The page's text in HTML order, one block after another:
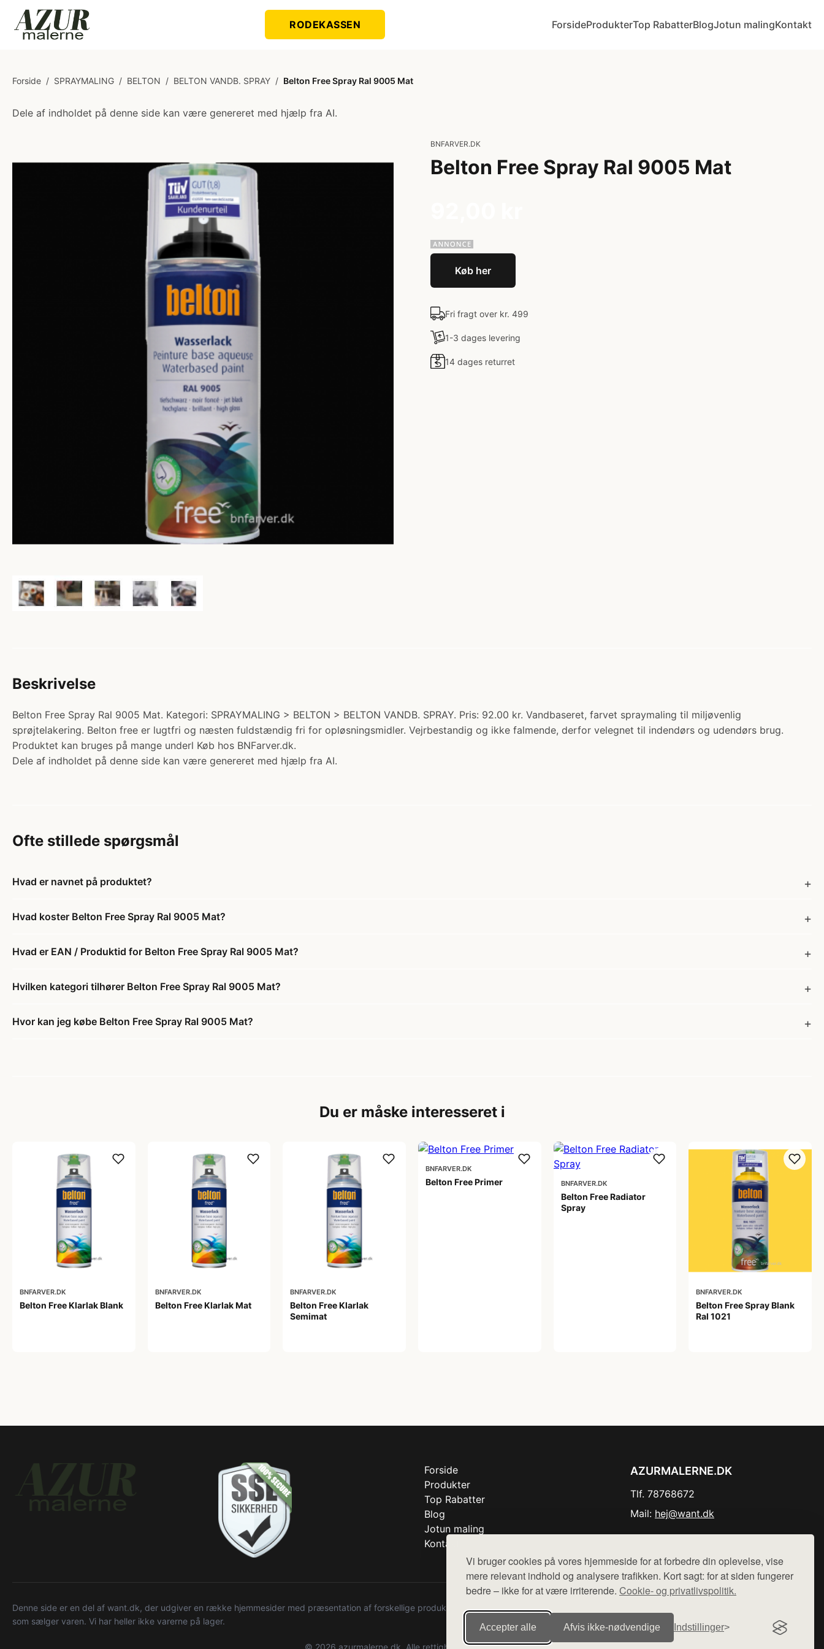
Vi bruger cookies på vores hjemmeside for at forbedre din oplevelse, vise
mere relevant indhold og analysere trafikken. Kort sagt: for at siden fungerer
bedre – ikke for at være irriterende. Cookie- og privatlivspolitik.
Accepter alle Afvis ikke‑nødvendige Indstillinger
RODEKASSEN ForsideProdukterTop RabatterBlogJotun malingKontakt
Forside / SPRAYMALING / BELTON / BELTON VANDB. SPRAY / Belton Free Spray Ral 9005 Mat
Dele af indholdet på denne side kan være genereret med hjælp fra AI.
BNFARVER.DK
Belton Free Spray Ral 9005 Mat
Køb her
Fri fragt over kr. 499
1-3 dages levering
14 dages returret
Beskrivelse
Belton Free Spray Ral 9005 Mat. Kategori: SPRAYMALING > BELTON > BELTON VANDB. SPRAY. Pris: 92.00 kr. Vandbaseret, farvet spraymaling til miljøvenlig
sprøjtelakering. Belton free er lugtfri og næsten fuldstændig fri for opløsningsmidler. Vejrbestandig og ikke falmende, derfor velegnet til indendørs og udendørs brug.
Produktet kan bruges på mange underl Køb hos BNFarver.dk.
Dele af indholdet på denne side kan være genereret med hjælp fra AI.
Ofte stillede spørgsmål
Hvad er navnet på produktet?
Hvad koster Belton Free Spray Ral 9005 Mat?
Hvad er EAN / Produktid for Belton Free Spray Ral 9005 Mat?
Hvilken kategori tilhører Belton Free Spray Ral 9005 Mat?
Hvor kan jeg købe Belton Free Spray Ral 9005 Mat?
Du er måske interesseret i
BNFARVER.DK
Belton Free Klarlak Blank
BNFARVER.DK
Belton Free Klarlak Mat
BNFARVER.DK
Belton Free Klarlak
Semimat
BNFARVER.DK
Belton Free Primer BNFARVER.DK
Belton Free Radiator
Spray
BNFARVER.DK
Belton Free Spray Blank
Ral 1021
Forside
Produkter
Top Rabatter
Blog
Jotun maling
Kontakt
AZURMALERNE.DK
Tlf. 78768672
Mail: hej@want.dk
Denne side er en del af want.dk, der udgiver en række hjemmesider med præsentation af forskellige produkter fra diverse webshops. Der sælges ikke varer fra denne side - vi henviser til de shops,
som sælger varen. Vi har heller ikke varerne på lager.
© 2026 azurmalerne.dk. Alle rettigheder forbeholdes.